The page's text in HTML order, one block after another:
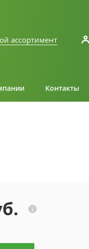
ассортимент
Контакты